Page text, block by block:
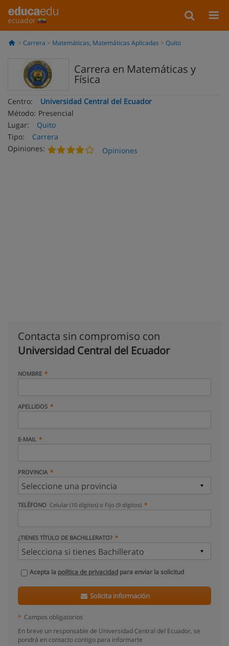
ecuador
Carrera Matemáticas, Matemáticas Aplicadas Quito
Carrera en Matemáticas y
Física
Centro:
Universidad Central del Ecuador
Método: Presencial
Lugar:
Quito
Tipo:
Carrera
Opiniones:
Opiniones
Contacta sin compromiso con
Universidad Central del Ecuador
NOMBRE
APELLIDOS
E-MAIL
PROVINCIA
TELÉFONO Celular (10 dígitos) o Fijo (9 dígitos)
¿TIENES TÍTULO DE BACHILLERATO?
Acepta la política de privacidad para enviar la solicitud
Solicita información
* Campos obligatorios
En breve un responsable de Universidad Central del Ecuador, se
pondrá en contacto contigo para informarte